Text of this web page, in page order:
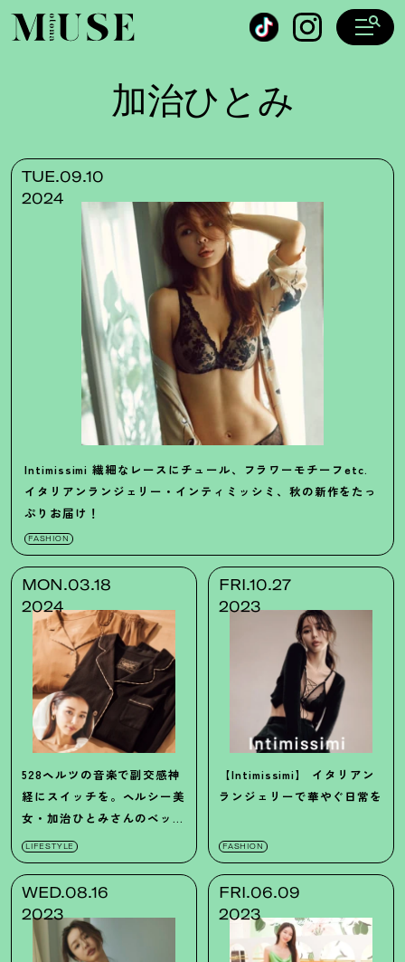
オトナミューズ ウェブ
加治ひとみ
TUE.09.10
2024
Intimissimi 繊細なレースにチュール、フラワーモチーフetc.
イタリアンランジェリー・インティミッシミ、秋の新作をたっ
ぷりお届け ！
FASHION
MON.03.18
2024
528ヘルツの音楽で副交感神
経にスイッチを。ヘルシー美
女・加治ひとみさんのベッド
ルームに潜入♡
LIFESTYLE
FRI.10.27
2023
【Intimissimi】
イタリアン
ランジェリーで華やぐ日常を
FASHION
WED.08.16
2023
FRI.06.09
2023